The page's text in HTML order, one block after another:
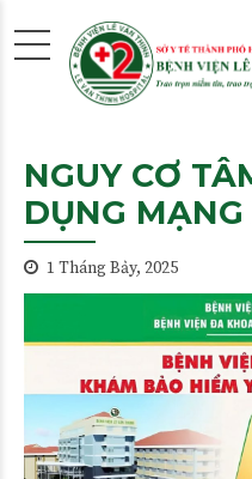
NGUY CƠ
DỤNG
1 Tháng Bảy, 2025